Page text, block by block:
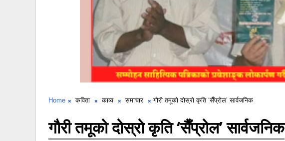
Home कविता काव्य समाचार गौरी तमूको दोस्रो कृति ‘सैँप्रोल’ सार्वजनिक
गौरी तमूको दोस्रो कृति ‘सैँप्रोल’ सार्वजनिक